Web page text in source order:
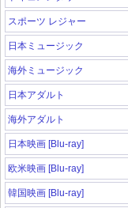
スポーツ レジャー
日本ミュージック
海外ミュージック
日本アダルト
海外アダルト
日本映画 [Blu-ray]
欧米映画 [Blu-ray]
韓国映画 [Blu-ray]